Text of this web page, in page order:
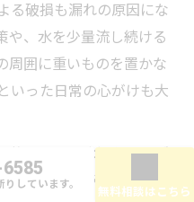
る破損も漏れの原因にな
や、水を少量流し続ける
周囲に重いものを置かな
いった日常の心がけも大
換してから水漏れトラブ
声も多く、予防策の効果
しています。
無料相談はこちら